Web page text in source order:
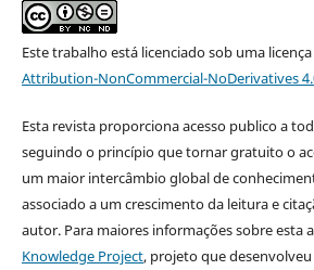
Este trabalho está licenciado sob uma licença
Attribution-NonCommercial-NoDerivatives
Esta revista proporciona acesso publico a
seguindo o princípio que tornar gratuito o
um maior intercâmbio global de
associado a um crescimento da leitura e
autor. Para maiores informações sobre esta
Knowledge Project, projeto que